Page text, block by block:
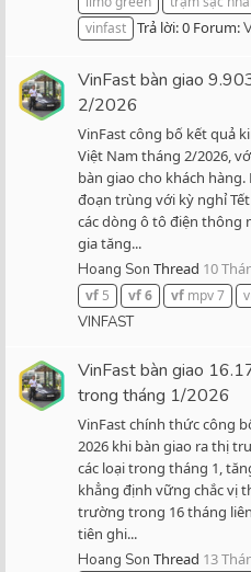
vinfast Trả lời: 0 Forum:
VinFast bàn giao
2/2026
VinFast công bố kết quả
Việt Nam tháng 2/2026,
bàn giao cho khách
đoạn trùng với kỳ nghỉ
các dòng ô tô điện thông
gia tăng...
Hoang Son Thread 10
vf 5 vf6 vf mpv 7
VINFAST
VinFast bàn giao
trong tháng 1/2026
VinFast chính thức công
2026 khi bàn giao ra thị
các loại trong tháng 1,
khẳng định vững chắc vị
trường trong 16 tháng
tiên ghi...
Hoang Son Thread 13